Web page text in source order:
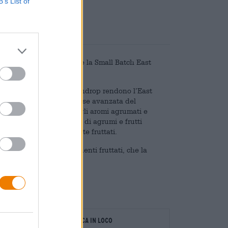
Breweries Ltd. nasce la Small Batch East
moderne.
Simcoe e Lemondrop rendono l’East
il luppolo in una fase avanzata del
e vengono mantenuti gli aromi agrumati e
alla IPA note di agrumi e frutti
con aromi piacevolmente fruttati.
estiva con molti componenti fruttati, che la
Verifica in loco